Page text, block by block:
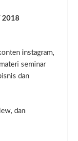
2018
instagram,
seminar
dan
dan